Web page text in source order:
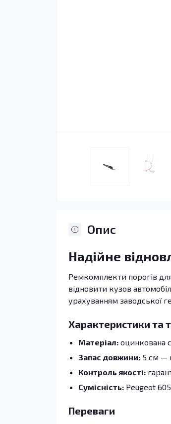
Опис
Надійне
Ремкомплекти порогів
відновити кузов
урахуванням заводської
Характеристики та
Матеріал: оцинкована
Запас довжини: 5 см —
Контроль якості:
Сумісність: Peugeot
Переваги